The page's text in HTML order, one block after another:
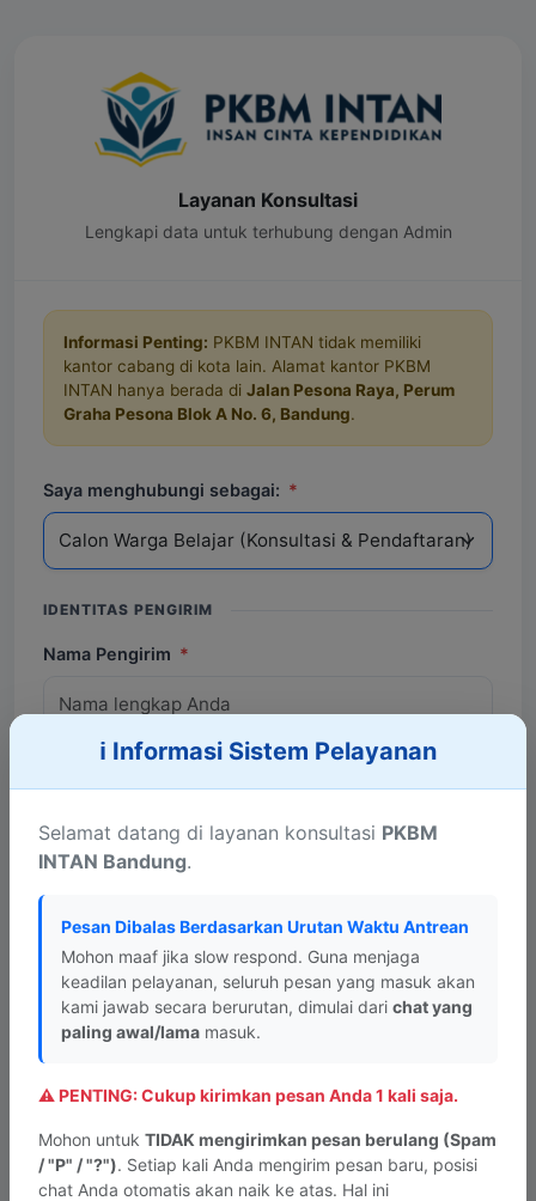
Layanan Konsultasi
Lengkapi data untuk terhubung dengan Admin
Informasi Penting: PKBM INTAN tidak memiliki
kantor cabang di kota lain. Alamat kantor PKBM
INTAN hanya berada di Jalan Pesona Raya, Perum
Graha Pesona Blok A No. 6, Bandung.
Saya menghubungi sebagai: *
IDENTITAS PENGIRIM
Nama Pengirim *
Nomor WhatsApp
Domisili Sekarang *
Tanggal Lahir*
ℹ️ Informasi Sistem Pelayanan
Selamat datang di layanan konsultasi PKBM
INTAN Bandung.
Pesan Dibalas Berdasarkan Urutan Waktu Antrean
Mohon maaf jika slow respond. Guna menjaga
keadilan pelayanan, seluruh pesan yang masuk akan
kami jawab secara berurutan, dimulai dari chat yang
paling awal/lama masuk.
⚠️ PENTING: Cukup kirimkan pesan Anda 1 kali saja.
Mohon untuk TIDAK mengirimkan pesan berulang (Spam
/ "P" / "?"). Setiap kali Anda mengirim pesan baru, posisi
chat Anda otomatis akan naik ke atas. Hal ini